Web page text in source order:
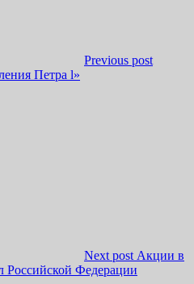
Previous post
Петра l»
Next post Акции в
Федерации